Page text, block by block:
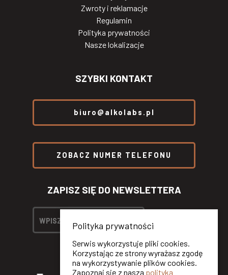
Zwroty i reklamacje
Regulamin
Polityka prywatności
Nasze lokalizacje
SZYBKI KONTAKT
biuro@alkolabs.pl
ZOBACZ NUMER TELEFONU
ZAPISZ SIĘ DO NEWSLETTERA
Polityka prywatności
Serwis wykorzystuje pliki cookies.
Korzystając ze strony wyrażasz zgodę
na wykorzystywanie plików cookies.
Zapoznaj się z naszą polityką